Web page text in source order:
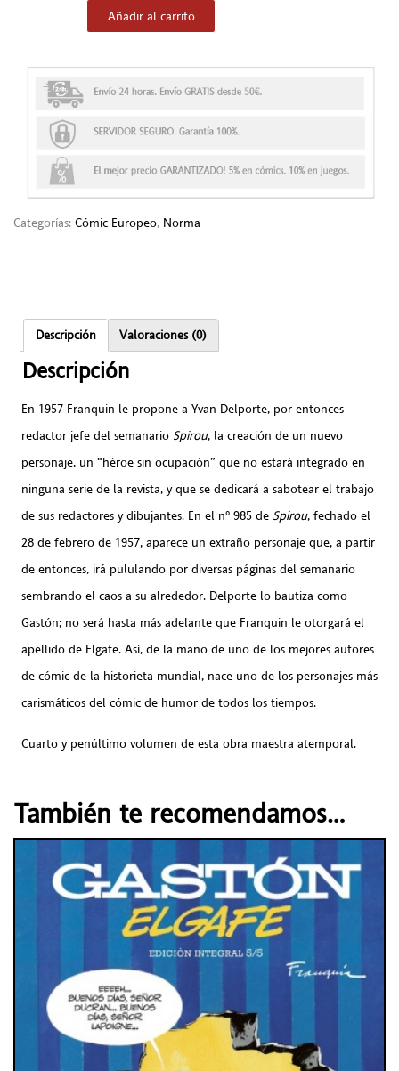
Añadir al carrito
Categorías: Cómic Europeo, Norma
Descripción Valoraciones (0)
Descripción
En 1957 Franquin le propone a Yvan Delporte, por entonces
redactor jefe del semanario Spirou, la creación de un nuevo
personaje, un “héroe sin ocupación” que no estará integrado en
ninguna serie de la revista, y que se dedicará a sabotear el trabajo
de sus redactores y dibujantes. En el nº 985 de Spirou, fechado el
28 de febrero de 1957, aparece un extraño personaje que, a partir
de entonces, irá pululando por diversas páginas del semanario
sembrando el caos a su alrededor. Delporte lo bautiza como
Gastón; no será hasta más adelante que Franquin le otorgará el
apellido de Elgafe. Así, de la mano de uno de los mejores autores
de cómic de la historieta mundial, nace uno de los personajes más
carismáticos del cómic de humor de todos los tiempos.
Cuarto y penúltimo volumen de esta obra maestra atemporal.
También te recomendamos…